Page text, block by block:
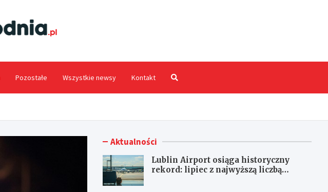
Pozostałe Wszystkie newsy Kontakt
Aktualności
Lublin Airport osiąga historyczny
rekord: lipiec z najwyższą liczbą